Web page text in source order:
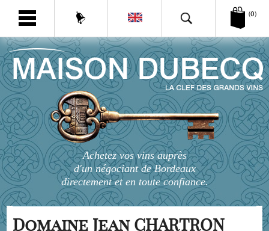
(0)
Achetez vos vins auprès
d'un négociant de Bordeaux
directement et en toute confiance.
Domaine Jean CHARTRON